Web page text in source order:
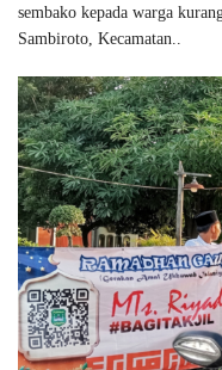
sembako kepada warga
Sambiroto, Kecamatan..